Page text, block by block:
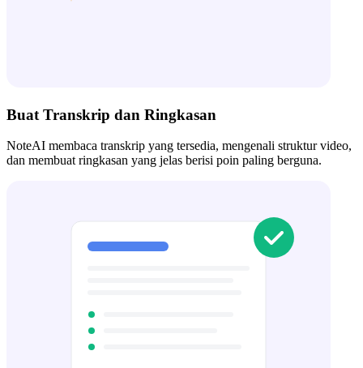
Buat Transkrip dan Ringkasan
NoteAI membaca transkrip yang tersedia, mengenali struktur video,
dan membuat ringkasan yang jelas berisi poin paling berguna.